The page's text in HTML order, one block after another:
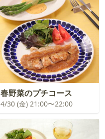
春野菜のプチコース
4/30 (金) 21:00〜22:00